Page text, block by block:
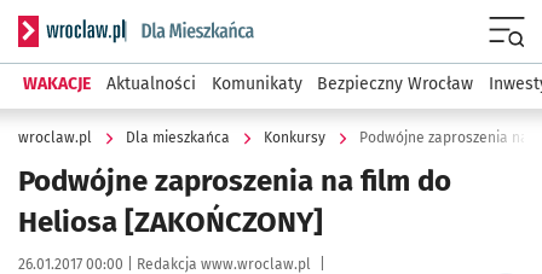
Serwis informacyjny wroclaw.pl podserwis: Dla mieszkańca
WAKACJE Aktualności Komunikaty Bezpieczny Wrocław
wroclaw.pl Dla mieszkańca Konkursy Podwójne zaproszenia na
Podwójne zaproszenia na film do
Heliosa [ZAKOŃCZONY]
Data publikacji:
26.01.2017 00:00 | Autor:
Redakcja www.wroclaw.pl